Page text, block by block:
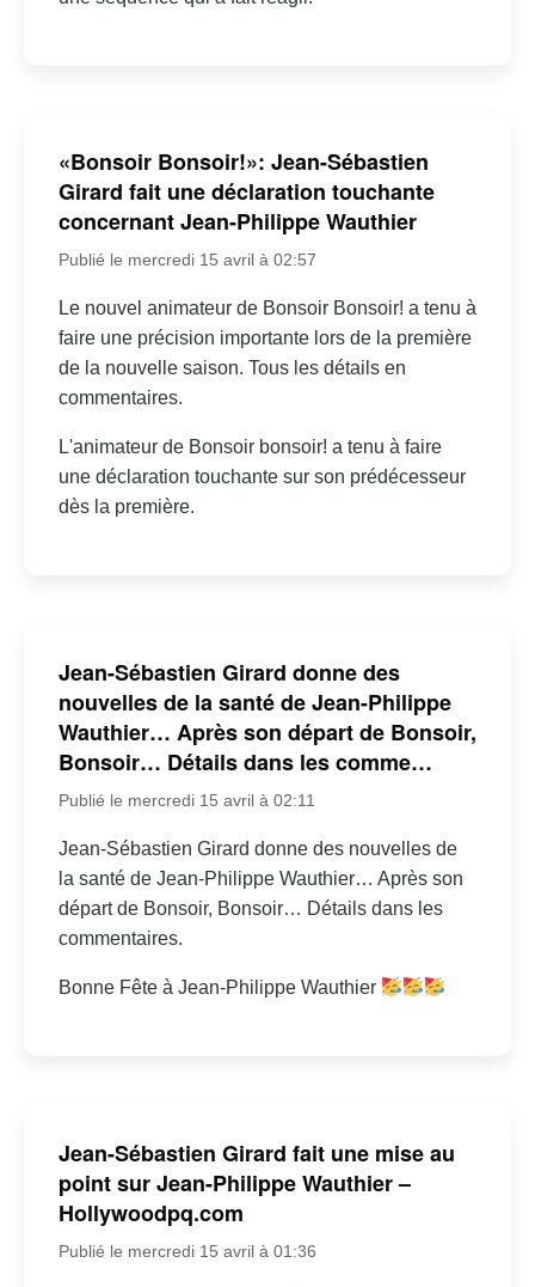
«Bonsoir Bonsoir!»: Jean-Sébastien
Girard fait une déclaration touchante
concernant Jean-Philippe Wauthier
Publié le mercredi 15 avril à 02:57
Le nouvel animateur de Bonsoir Bonsoir! a tenu à
faire une précision importante lors de la première
de la nouvelle saison. Tous les détails en
commentaires.
L'animateur de Bonsoir bonsoir! a tenu à faire
une déclaration touchante sur son prédécesseur
dès la première.
Jean-Sébastien Girard donne des
nouvelles de la santé de Jean-Philippe
Wauthier… Après son départ de Bonsoir,
Bonsoir… Détails dans les comme…
Publié le mercredi 15 avril à 02:11
Jean-Sébastien Girard donne des nouvelles de
la santé de Jean-Philippe Wauthier… Après son
départ de Bonsoir, Bonsoir… Détails dans les
commentaires.
Bonne Fête à Jean-Philippe Wauthier
Jean-Sébastien Girard fait une mise au
point sur Jean-Philippe Wauthier –
Hollywoodpq.com
Publié le mercredi 15 avril à 01:36